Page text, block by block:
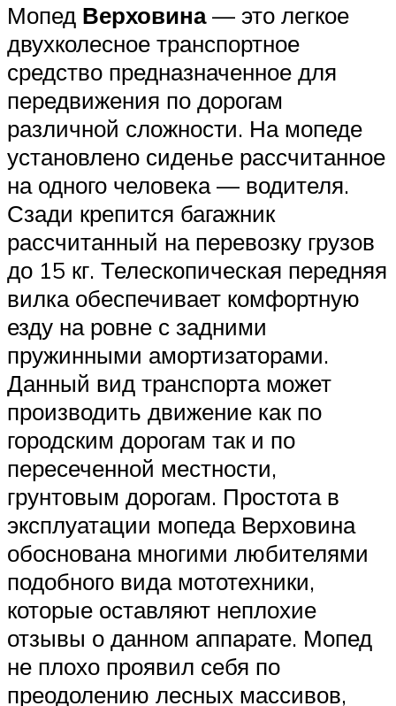
Мопед Верховина— это легкое
двухколесное транспортное
средство предназначенное для
передвижения по дорогам
различной сложности. На мопеде
установлено сиденье рассчитанное
на одного человека — водителя.
Сзади крепится багажник
рассчитанный на перевозку грузов
до 15 кг. Телескопическая передняя
вилка обеспечивает комфортную
езду на ровне с задними
пружинными амортизаторами.
Данный вид транспорта может
производить движение как по
городским дорогам так и по
пересеченной местности,
грунтовым дорогам. Простота в
эксплуатации мопеда Верховина
обоснована многими любителями
подобного вида мототехники,
которые оставляют неплохие
отзывы о данном аппарате. Мопед
не плохо проявил себя по
преодолению лесных массивов,